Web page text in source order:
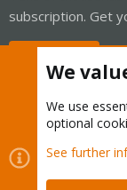
subscription. Get
Cookies
Contact us
Terms
We
We use
optional
See further